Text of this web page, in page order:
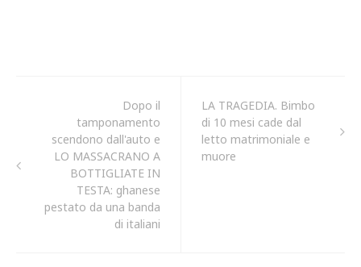
Dopo il
tamponamento
scendono dall'auto e
LO MASSACRANO A
BOTTIGLIATE IN
TESTA: ghanese
pestato da una banda
di italiani
LA TRAGEDIA. Bimbo
di 10 mesi cade dal
letto matrimoniale e
muore